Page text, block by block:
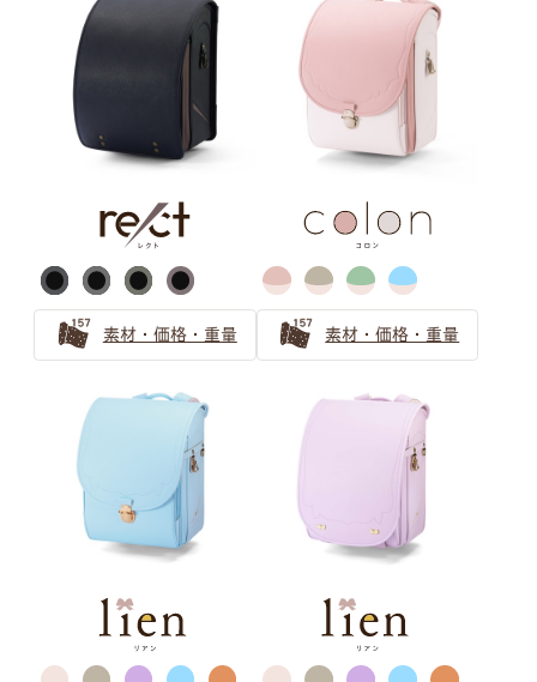
お子さまにとって個性を育む大切な思い出。
世界にひとつだけの、
お子さまのお気に入りがきっと見つかるように
ランドセルカラーの選び方ガイドをお届けします。
グレー ランドセルの選び方
【2025年】グレーのランドセルが男の子に人気！2026
年入学向けの注目の色は？
グレーのランドセルは知的でスタイリッシュ！色味で個性
をプラスしよう
グレーのランドセルがおしゃれで人気！2024年のトレン
ドの予感
ベージュ ランドセルの選び方
ベージュのランドセルは選び方で印象が変わる！オンリー
ワンのランドセルを見つけよう
素材・価格・重量 素材・価格・重量